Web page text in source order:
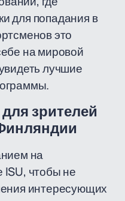
для попадания в
это
на мировой
лучшие
зрителей
на
чтобы не
интересующих